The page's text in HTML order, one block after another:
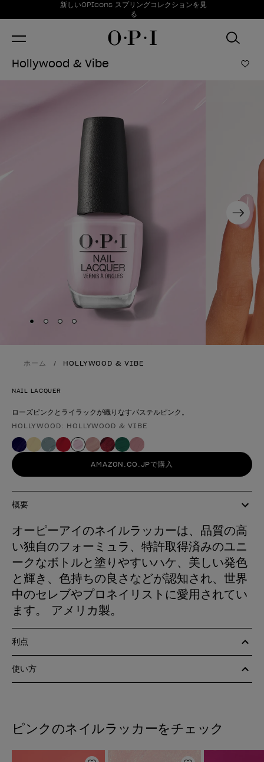
お得情報新しいOPIcons スプリングコレクションを見
る
Item 1 of 1
Hollywood & Vibe ほ
Next
Skip to slide
Skip to slide
Skip to slide
Skip to slide
ホーム HOLLYWOOD & VIBE
NAIL LACQUER
ローズピンクとライラックが織りなすパステルピンク。
製品形態
HOLLYWOOD: HOLLYWOOD & VIBE
AMAZON.CO.JPで購入
概要
オーピーアイのネイルラッカーは、品質の高
い独自のフォーミュラ、特許取得済みのユニ
ークなボトルと塗りやすいハケ、美しい発色
と輝き、色持ちの良さなどが認知され、世界
中のセレブやプロネイリストに愛用されてい
ます。 アメリカ製。
利点
使い方
ピンクのネイルラッカーをチェック